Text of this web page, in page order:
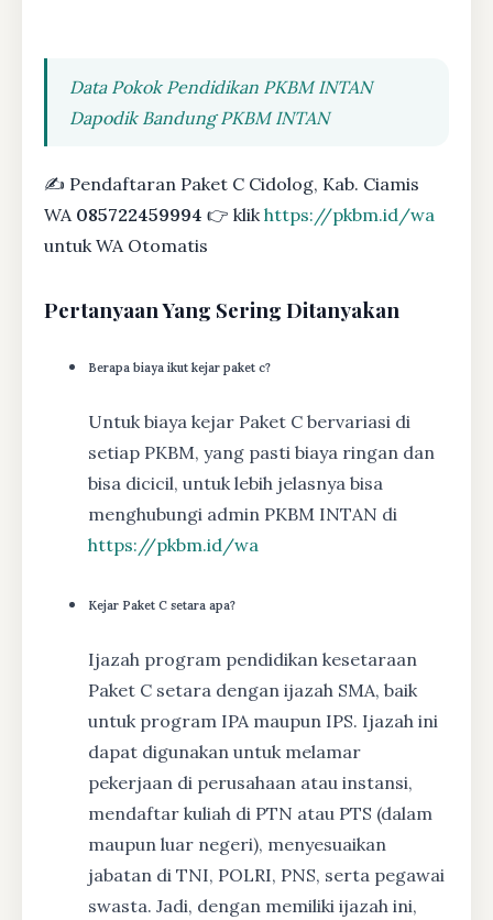
Data Pokok Pendidikan PKBM INTAN
Dapodik Bandung PKBM INTAN
✍ Pendaftaran Paket C Cidolog, Kab. Ciamis
WA 085722459994 👉 klikhttps://pkbm.id/wa
untuk WA Otomatis
Pertanyaan Yang Sering Ditanyakan
Berapa biaya ikut kejar paket c?
Untuk biaya kejar Paket C bervariasi di
setiap PKBM, yang pasti biaya ringan dan
bisa dicicil, untuk lebih jelasnya bisa
menghubungi admin PKBM INTAN di
https://pkbm.id/wa
Kejar Paket C setara apa?
Ijazah program pendidikan kesetaraan
Paket C setara dengan ijazah SMA, baik
untuk program IPA maupun IPS. Ijazah ini
dapat digunakan untuk melamar
pekerjaan di perusahaan atau instansi,
mendaftar kuliah di PTN atau PTS (dalam
maupun luar negeri), menyesuaikan
jabatan di TNI, POLRI, PNS, serta pegawai
swasta. Jadi, dengan memiliki ijazah ini,